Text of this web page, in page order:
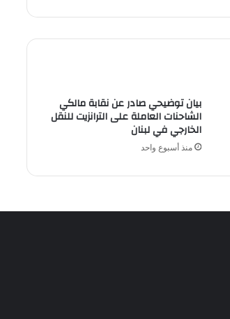
بيان توضيحي صادر عن نقابة مالكي
الشاحنات العاملة على الترانزيت للنقل
الخارجي في لبنان
منذ أسبوع واحد